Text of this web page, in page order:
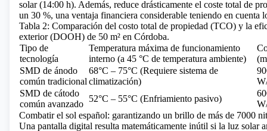
solar (14:00 h). Además, reduce drásticamente el coste total de
un 30 %, una ventaja financiera considerable teniendo en cuenta
Tabla 2: Comparación del costo total de propiedad (TCO) y la
exterior (DOOH) de 50 m² en Córdoba.
Tipo de
tecnología
Temperatura máxima de funcionamiento
interno (a 45 °C de temperatura ambiente)
SMD de ánodo
común tradicional
68°C – 75°C (Requiere sistema de
climatización)
SMD de cátodo
común avanzado
52°C – 55°C (Enfriamiento pasivo)
Combatir el sol español: garantizando un brillo de más de 7000
Una pantalla digital resulta matemáticamente inútil si la luz solar